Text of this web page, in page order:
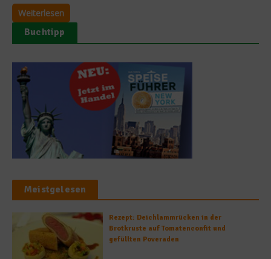
Weiterlesen
Buchtipp
Meistgelesen
Rezept: Deichlammrücken in der
Brotkruste auf Tomatenconfit und
gefüllten Poveraden